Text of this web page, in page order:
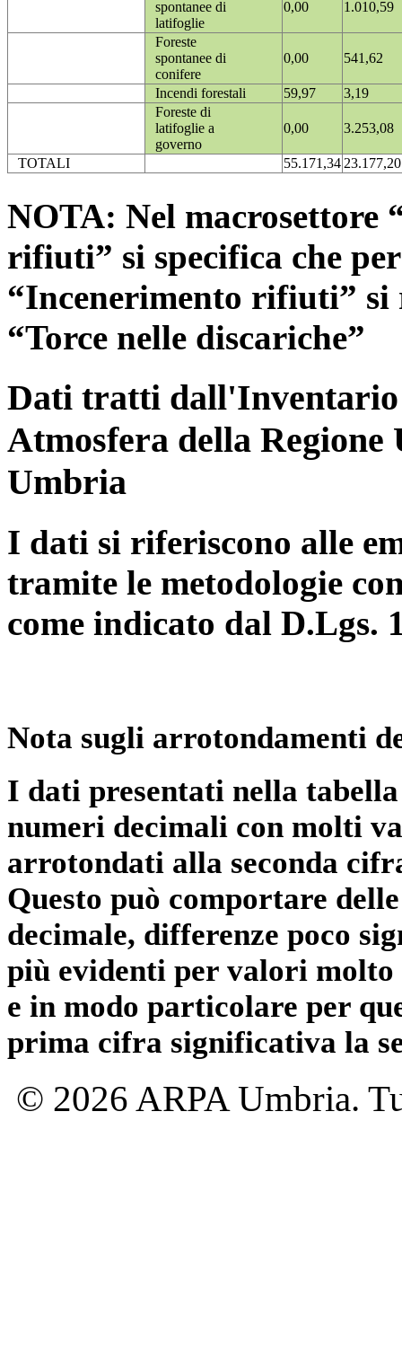
spontanee di
latifoglie
0,00 1.010,59
Foreste
spontanee di
conifere
0,00 541,62
Incendi forestali 59,97
3,19
Foreste di
latifoglie a
governo
0,00 3.253,08
TOTALI 55.171,3423.177,20
NOTA: Nel macrosettore
rifiuti” si specifica che
“Incenerimento rifiuti”
“Torce nelle discariche”
Dati tratti dall'Inventario
Atmosfera della
Umbria
I dati si riferiscono alle
tramite le metodologie
come indicato dal D.Lgs.
Nota sugli arrotondamenti
I dati presentati nella
numeri decimali con molti
arrotondati alla seconda
Questo può comportare
decimale, differenze poco
più evidenti per valori
e in modo particolare per
prima cifra significativa la
© 2026 ARPA Umbria.